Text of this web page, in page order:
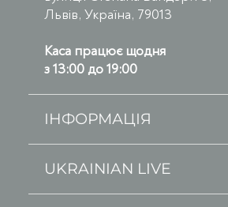
Львів, Україна, 79013
Каса працює щодня
з 13:00 до 19:00
ІНФОРМАЦІЯ
UKRAINIAN LIVE